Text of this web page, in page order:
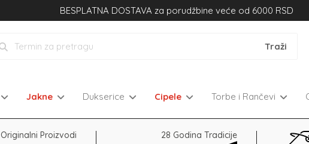
BESPLATNA DOSTAVA za porudžbine veće od 6000 RSD
Jakne Dukserice Cipele Torbe i Rančevi
Originalni Proizvodi 28 Godina Tradicije